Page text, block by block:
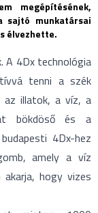
megépítésének,
munkatársai
élvezhette.
A 4Dx technológia
tenni a szék
az illatok, a víz, a
bökdöső és a
4Dx-hez
amely a víz
hogy vizes